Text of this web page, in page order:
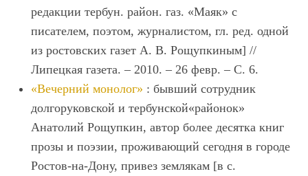
редакции тербун. район. газ. «Маяк» с
писателем, поэтом, журналистом, гл. ред. одной
из ростовских газет А. В. Рощупкиным] //
Липецкая газета. – 2010. – 26 февр. – С. 6.
«Вечерний монолог» : бывший сотрудник
долгоруковской и тербунской«районок»
Анатолий Рощупкин, автор более десятка книг
прозы и поэзии, проживающий сегодня в городе
Ростов-на-Дону, привез землякам [в с.